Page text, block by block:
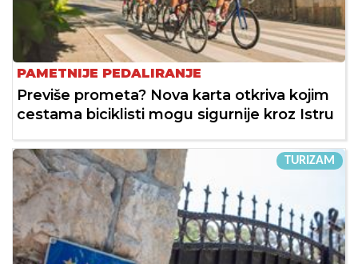
PAMETNIJE PEDALIRANJE
Previše prometa? Nova karta otkriva kojim
cestama biciklisti mogu sigurnije kroz Istru
TURIZAM